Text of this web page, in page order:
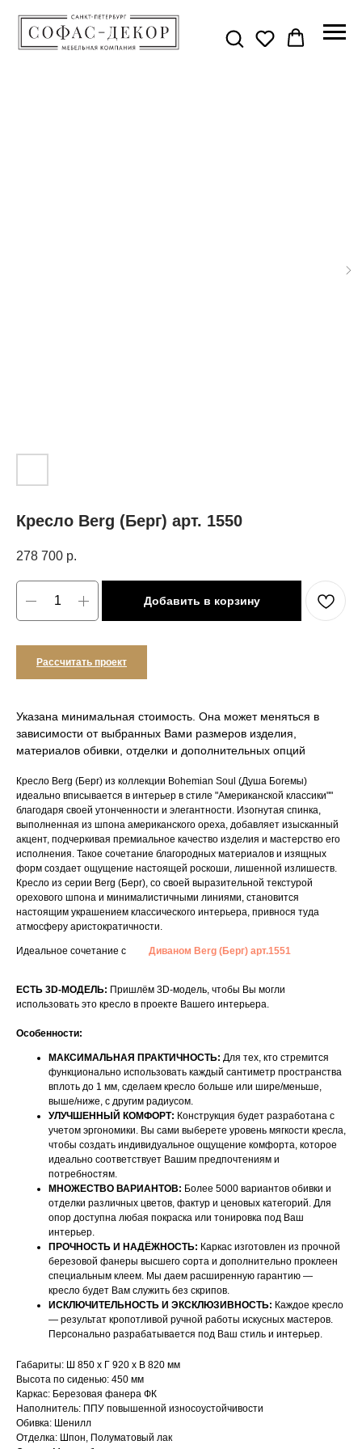
Кресло Berg (Берг) арт. 1550
278 700 р.
Добавить в корзину
Рассчитать проект
Указана минимальная стоимость. Она может меняться в
зависимости от выбранных Вами размеров изделия,
материалов обивки, отделки и дополнительных опций
Кресло Berg (Берг) из коллекции Bohemian Soul (Душа Богемы)
идеально вписывается в интерьер в стиле "Американской классики""
благодаря своей утонченности и элегантности. Изогнутая спинка,
выполненная из шпона американского ореха, добавляет изысканный
акцент, подчеркивая премиальное качество изделия и мастерство его
исполнения. Такое сочетание благородных материалов и изящных
форм создает ощущение настоящей роскоши, лишенной излишеств.
Кресло из серии Berg (Берг), со своей выразительной текстурой
орехового шпона и минималистичными линиями, становится
настоящим украшением классического интерьера, привнося туда
атмосферу аристократичности.
Идеальное сочетание с Диваном Berg (Берг) арт.1551
ЕСТЬ 3D-МОДЕЛЬ: Пришлём 3D-модель, чтобы Вы могли
использовать это кресло в проекте Вашего интерьера.
Особенности:
МАКСИМАЛЬНАЯ ПРАКТИЧНОСТЬ: Для тех, кто стремится
функционально использовать каждый сантиметр пространства
вплоть до 1 мм, сделаем кресло больше или шире/меньше,
выше/ниже, с другим радиусом.
УЛУЧШЕННЫЙ КОМФОРТ: Конструкция будет разработана с
учетом эргономики. Вы сами выберете уровень мягкости кресла,
чтобы создать индивидуальное ощущение комфорта, которое
идеально соответствует Вашим предпочтениям и
потребностям.
МНОЖЕСТВО ВАРИАНТОВ: Более 5000 вариантов обивки и
отделки различных цветов, фактур и ценовых категорий. Для
опор доступна любая покраска или тонировка под Ваш
интерьер.
ПРОЧНОСТЬ И НАДЁЖНОСТЬ: Каркас изготовлен из прочной
березовой фанеры высшего сорта и дополнительно проклеен
специальным клеем. Мы даем расширенную гарантию —
кресло будет Вам служить без скрипов.
ИСКЛЮЧИТЕЛЬНОСТЬ И ЭКСКЛЮЗИВНОСТЬ: Каждое кресло
— результат кропотливой ручной работы искусных мастеров.
Персонально разрабатывается под Ваш стиль и интерьер.
Габариты: Ш 850 х Г 920 х В 820 мм
Высота по сиденью: 450 мм
Каркас: Березовая фанера ФК
Наполнитель: ППУ повышенной износоустойчивости
Обивка: Шенилл
Отделка: Шпон, Полуматовый лак
Воспользуйтесь формой обратной связи,
чтобы связаться с нами
НАШИ МЕНЕДЖЕРЫ ГОТОВЫ
ОТВЕТИТЬ НА ЛЮБЫЕ
ВОПРОСЫ
Оставьте данные для связи: